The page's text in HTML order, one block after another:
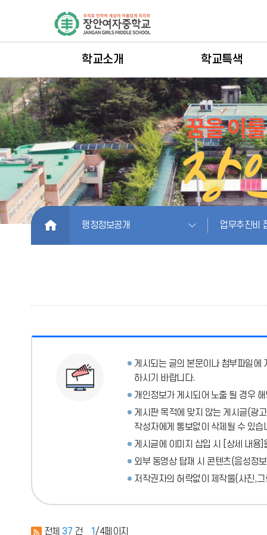
학교소개 학교특색
HOME 행정정보공개 업무추진비
게시되는 글의 본문이나 첨부파일에
하시기 바랍니다.
개인정보가 게시되어 노출 될 경우
게시판 목적에 맞지 않는 게시글(광
작성자에게 통보없이 삭제될 수 있습
게시글에 이미지 삽입 시 [상세 내용
외부 동영상 탑재 시 콘텐츠(음성정
저작권자의 허락없이 제작물(사진,
전체 37 건 1/4페이지